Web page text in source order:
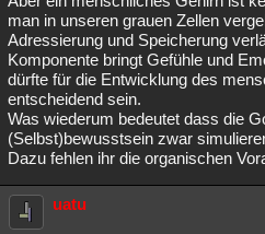
man in unseren grauen Zellen
Adressierung und Speicherung
Komponente bringt Gefühle und
dürfte für die Entwicklung des
entscheidend sein.
Was wiederum bedeutet dass die
(Selbst)bewusstsein zwar
Dazu fehlen ihr die organischen
uatu